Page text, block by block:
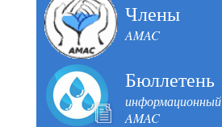
Члены
AMAC
Бюллетень
информационный
AMAC